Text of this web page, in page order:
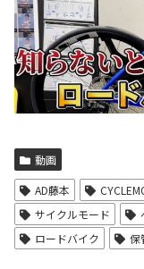
動画
AD藤本
サイクルモード
ロードバイク
保